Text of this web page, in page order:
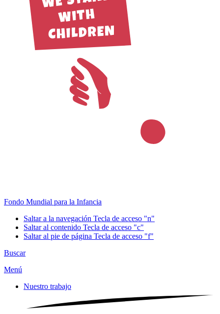
Fondo Mundial para la Infancia
Saltar a la navegación Tecla de acceso "n"
Saltar al contenido Tecla de acceso "c"
Saltar al pie de página Tecla de acceso "f"
Buscar
Menú
Nuestro trabajo